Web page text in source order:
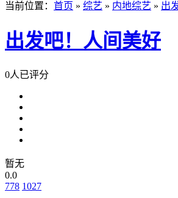
当前位置： 首页 » 综艺 » 内地综艺 » 出
出发吧！人间美好
0人已评分
暂无
0.0
778 1027